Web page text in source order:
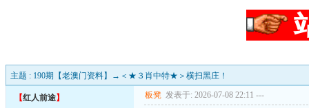
主题 : 190期【老澳门资料】→＜★３肖中特★＞横扫黑庄！
【红人前途】 板凳 发表于: 2026-07-08 22:11 ---